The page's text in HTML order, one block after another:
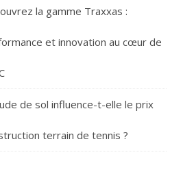
la gamme Traxxas :
et innovation au cœur de
de sol influence-t-elle le prix
terrain de tennis ?